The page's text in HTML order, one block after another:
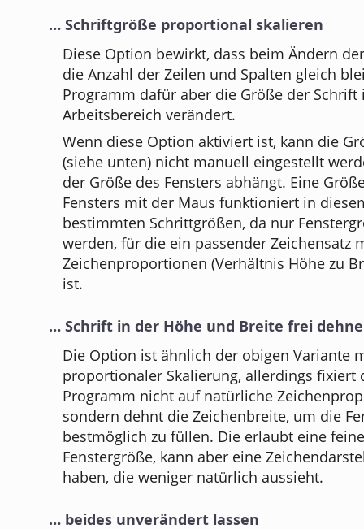
… Schriftgröße proportional skalieren
Diese Option bewirkt, dass beim Ändern
die Anzahl der Zeilen und Spalten gleich
Programm dafür aber die Größe der Schrift
Arbeitsbereich verändert.
Wenn diese Option aktiviert ist, kann die
(siehe unten) nicht manuell eingestellt
der Größe des Fensters abhängt. Eine
Fensters mit der Maus funktioniert in
bestimmten Schrittgrößen, da nur
werden, für die ein passender Zeichensatz
Zeichenproportionen (Verhältnis Höhe zu
ist.
… Schrift in der Höhe und Breite frei
Die Option ist ähnlich der obigen Variante
proportionaler Skalierung, allerdings fixiert
Programm nicht auf natürliche
sondern dehnt die Zeichenbreite, um die
bestmöglich zu füllen. Die erlaubt eine
Fenstergröße, kann aber eine
haben, die weniger natürlich aussieht.
… beides unverändert lassen